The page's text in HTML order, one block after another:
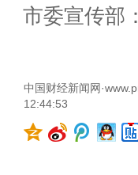
市委宣传部
中国财经新闻网
12:44:53